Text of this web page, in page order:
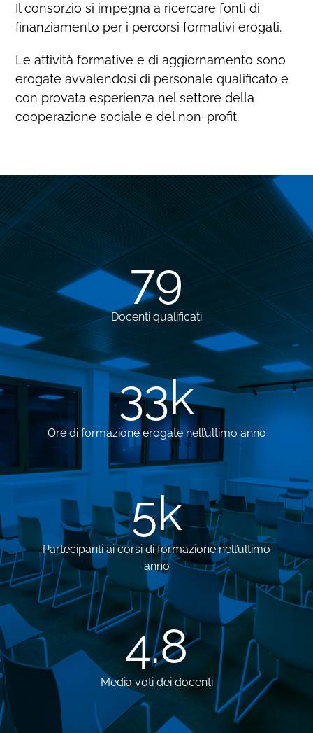
Il consorzio si impegna a ricercare fonti di
finanziamento per i percorsi formativi erogati.
Le attività formative e di aggiornamento sono
erogate avvalendosi di personale qualificato e
con provata esperienza nel settore della
cooperazione sociale e del non-profit.
79
Docenti qualificati
33k
Ore di formazione erogate nell’ultimo anno
5k
Partecipanti ai corsi di formazione nell’ultimo
anno
4.8
Media voti dei docenti